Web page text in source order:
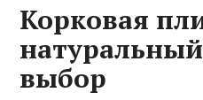
Корковая
выбор